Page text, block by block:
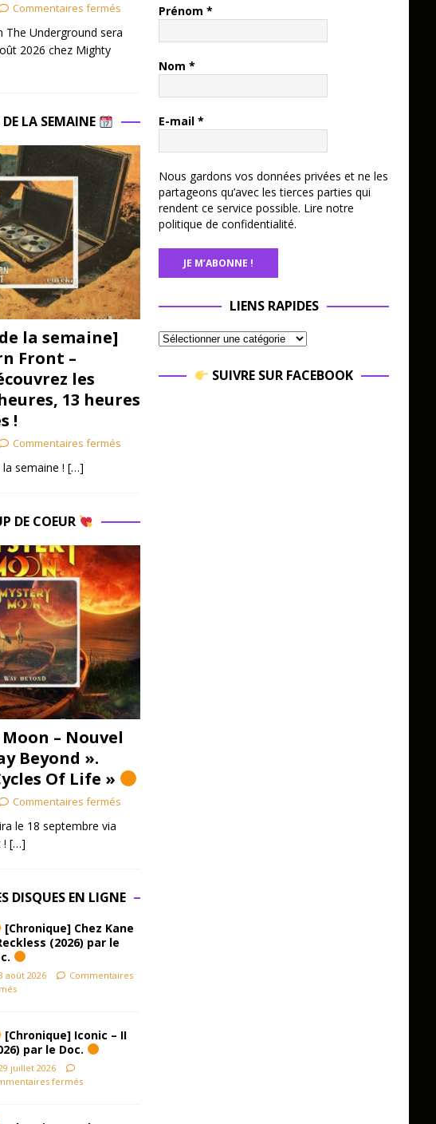
Commentaires fermés
The Underground sera
2026 chez Mighty
LA SEMAINE
la semaine]
Front –
les
13 heures
!
Commentaires fermés
semaine ! […]
DE COEUR
– Nouvel
Beyond ».
Of Life »
Commentaires fermés
le 18 septembre via
! […]
DISQUES EN LIGNE
[Chronique] Chez Kane
(2026) par le
août 2026
Commentaires
[Chronique] Iconic – II
par le Doc.
juillet 2026
fermés
Prénom *
Nom *
E-mail *
Nous gardons vos données privées et ne les
partageons qu’avec les tierces parties qui
rendent ce service possible. Lire notre
politique de confidentialité.
LIENS RAPIDES
SUIVRE SUR FACEBOOK